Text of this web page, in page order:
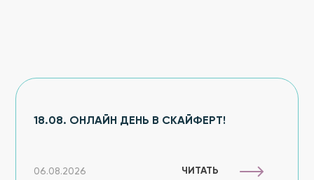
18.08. ОНЛАЙН ДЕНЬ В СКАЙФЕРТ!
06.08.2026 ЧИТАТЬ